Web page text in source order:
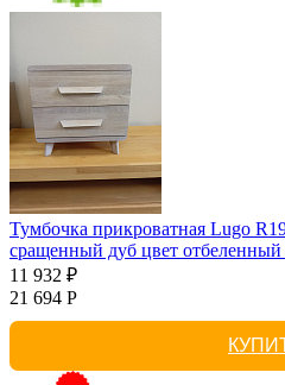
Тумбочка прикроватная Lugo
сращенный дуб цвет отбеленный
11 932 ₽
21 694 Р